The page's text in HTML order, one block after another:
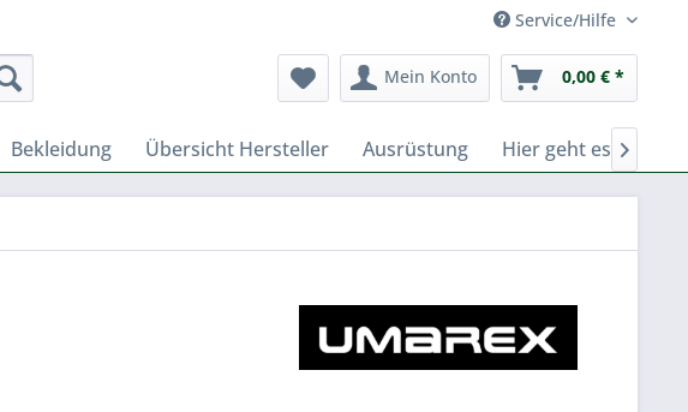
Service/Hilfe
Mein Konto 0,00 € *
Bekleidung Übersicht Hersteller Ausrüstung Hier geht es zu
